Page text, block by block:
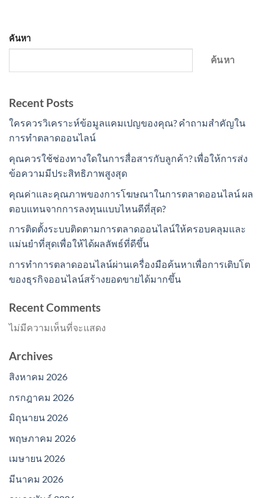
ค้นหา
ค้นหา
Recent Posts
ใครควรวิเคราะห์ข้อมูลแคมเปญของคุณ? คำถามสำคัญใน
การทำตลาดออนไลน์
คุณควรใช้ช่องทางใดในการสื่อสารกับลูกค้า? เพื่อให้การส่ง
ข้อความมีประสิทธิภาพสูงสุด
คุณค่าและคุณภาพของการโฆษณาในการตลาดออนไลน์ ผล
ตอบแทนจากการลงทุนแบบไหนดีที่สุด?
การติดตั้งระบบติดตามการตลาดออนไลน์ให้ครอบคลุมและ
แม่นยำที่สุดเพื่อให้ได้ผลลัพธ์ที่ดีขึ้น
การทำการตลาดออนไลน์ผ่านเครื่องมือค้นหาเพื่อการเติบโต
ของธุรกิจออนไลน์สร้างยอดขายได้มากขึ้น
Recent Comments
ไม่มีความเห็นที่จะแสดง
Archives
สิงหาคม 2026
กรกฎาคม 2026
มิถุนายน 2026
พฤษภาคม 2026
เมษายน 2026
มีนาคม 2026